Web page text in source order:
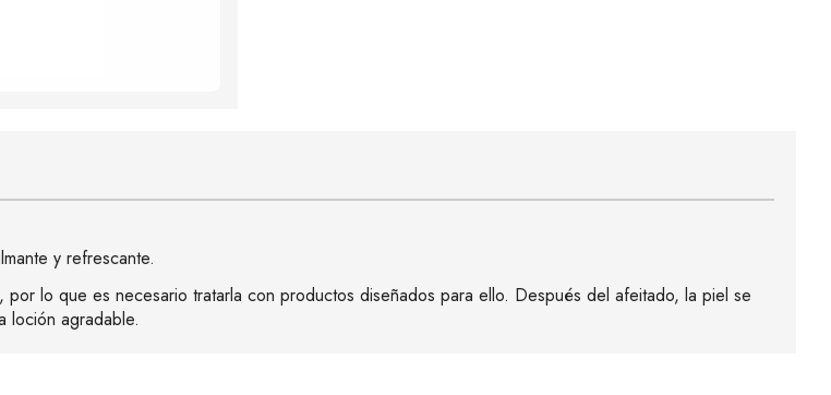
y refrescante.
lo que es necesario tratarla con productos diseñados para ello. Después del afeitado, la piel se
loción agradable.